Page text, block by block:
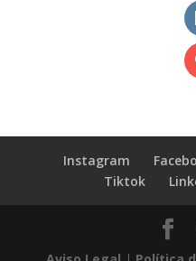
Instagram
Tiktok